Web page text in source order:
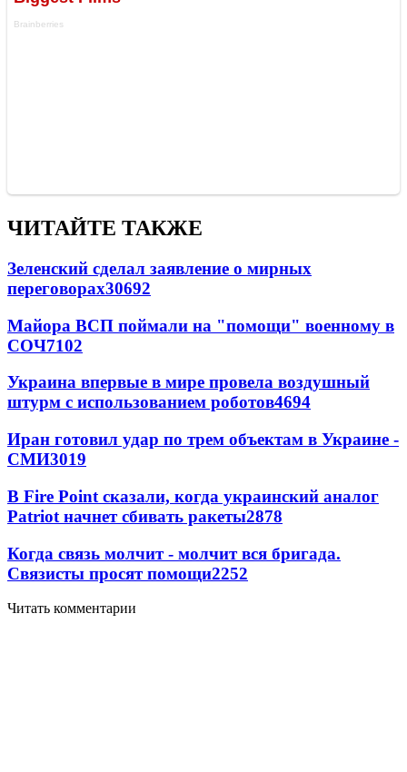
ЧИТАЙТЕ ТАКЖЕ
Зеленский сделал заявление о мирных
переговорах30692
Майора ВСП поймали на "помощи" военному в
СОЧ7102
Украина впервые в мире провела воздушный
штурм с использованием роботов4694
Иран готовил удар по трем объектам в Украине -
СМИ3019
В Fire Point сказали, когда украинский аналог
Patriot начнет сбивать ракеты2878
Когда связь молчит - молчит вся бригада.
Связисты просят помощи2252
Читать комментарии